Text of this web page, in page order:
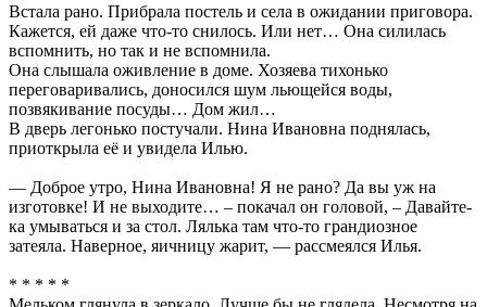
Встала рано. Прибрала постель и села в ожидании приговора.
Кажется, ей даже что-то снилось. Или нет… Она силилась
вспомнить, но так и не вспомнила.
Она слышала оживление в доме. Хозяева тихонько
переговаривались, доносился шум льющейся воды,
позвякивание посуды… Дом жил…
В дверь легонько постучали. Нина Ивановна поднялась,
приоткрыла её и увидела Илью.
— Доброе утро, Нина Ивановна! Я не рано? Да вы уж на
изготовке! И не выходите… – покачал он головой, – Давайте-
ка умываться и за стол. Лялька там что-то грандиозное
затеяла. Наверное, яичницу жарит, — рассмеялся Илья.
* * * * *